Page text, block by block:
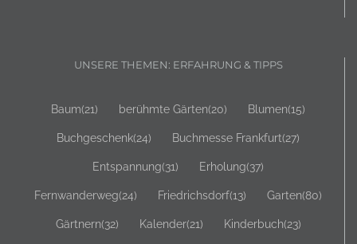
UNSERE THEMEN: ERFAHRUNG & TIPPS
Baum(21) berühmte Gärten(20) Blumen(15)
Buchgeschenk(24) Buchmesse Frankfurt(27)
Entspannung(31) Erholung(37)
Fernwanderweg(24) Friedrichsdorf(13) Garten(80)
Gärtnern(32) Kalender(21) Kinderbuch(23)